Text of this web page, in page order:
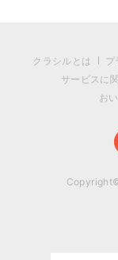
クラシルとは プ
サービスに
お